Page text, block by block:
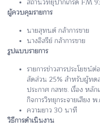
ผู้ควบคุมรายการ
นายสุทนต์ กล้าการขาย
นางอิสรีย์ กล้าการขาย
รูปแบบรายการ
รายการข่าวสารประโยช
สัดส่วน 25% สำหรับผู้ทด
ประกาศ กสทช. เรื่อง หลั
กิจการวิทยุกระจายเสียง
ความยาว 30 นาที
วิธีการดำเนินงาน